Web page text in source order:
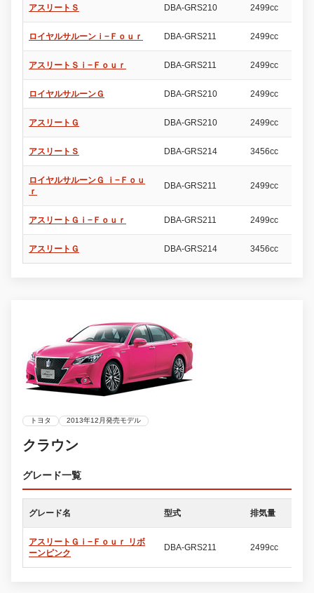
アスリートＳ DBA-GRS210 2499cc
ロイヤルサルーンｉ−Ｆｏｕｒ DBA-GRS211 2499cc
アスリートＳｉ−Ｆｏｕｒ DBA-GRS211 2499cc
ロイヤルサルーンＧ DBA-GRS210 2499cc
アスリートＧ DBA-GRS210 2499cc
アスリートＳ DBA-GRS214 3456cc
ロイヤルサルーンＧ ｉ−Ｆｏｕ
ｒ
DBA-GRS211 2499cc
アスリートＧｉ−Ｆｏｕｒ DBA-GRS211 2499cc
アスリートＧ DBA-GRS214 3456cc
トヨタ 2013年12月発売モデル
クラウン
グレード一覧
グレード名 型式 排気量
アスリートＧｉ−Ｆｏｕｒ リボ
ーンピンク
DBA-GRS211 2499cc